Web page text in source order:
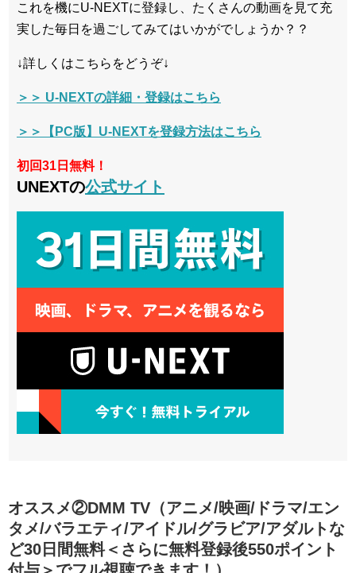
これを機にU-NEXTに登録し、たくさんの動画を見て充
実した毎日を過ごしてみてはいかがでしょうか？？
↓詳しくはこちらをどうぞ↓
＞＞ U-NEXTの詳細・登録はこちら
＞＞【PC版】U-NEXTを登録方法はこちら
初回31日無料！
UNEXTの公式サイト
オススメ②DMM TV（アニメ/映画/ドラマ/エン
タメ/バラエティ/アイドル/グラビア/アダルトな
ど30日間無料＜さらに無料登録後550ポイント